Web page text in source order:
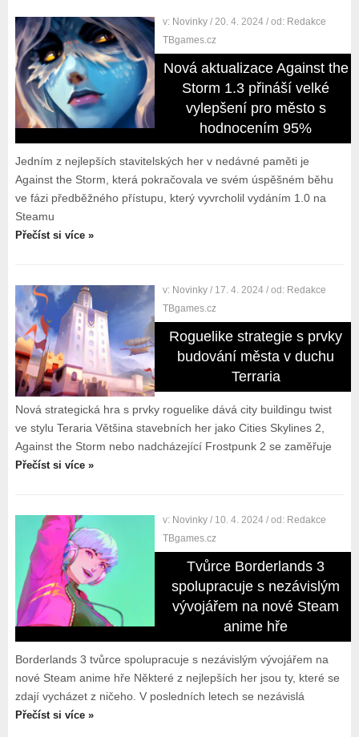
v: Novinky / 20. 4. 2024 / od: Redakce
TBgames.cz
Nová aktualizace Against the
Storm 1.3 přináší velké
vylepšení pro město s
hodnocením 95%
Jedním z nejlepších stavitelských her v nedávné paměti je
Against the Storm, která pokračovala ve svém úspěšném běhu
ve fázi předběžného přístupu, který vyvrcholil vydáním 1.0 na
Steamu
Přečíst si více »
v: Novinky / 17. 4. 2024 / od: Redakce
TBgames.cz
Roguelike strategie s prvky
budování města v duchu
Terraria
Nová strategická hra s prvky roguelike dává city buildingu twist
ve stylu Teraria Většina stavebních her jako Cities Skylines 2,
Against the Storm nebo nadcházející Frostpunk 2 se zaměřuje
Přečíst si více »
v: Novinky / 10. 4. 2024 / od: Redakce
TBgames.cz
Tvůrce Borderlands 3
spolupracuje s nezávislým
vývojářem na nové Steam
anime hře
Borderlands 3 tvůrce spolupracuje s nezávislým vývojářem na
nové Steam anime hře Některé z nejlepších her jsou ty, které se
zdají vycházet z ničeho. V posledních letech se nezávislá
Přečíst si více »